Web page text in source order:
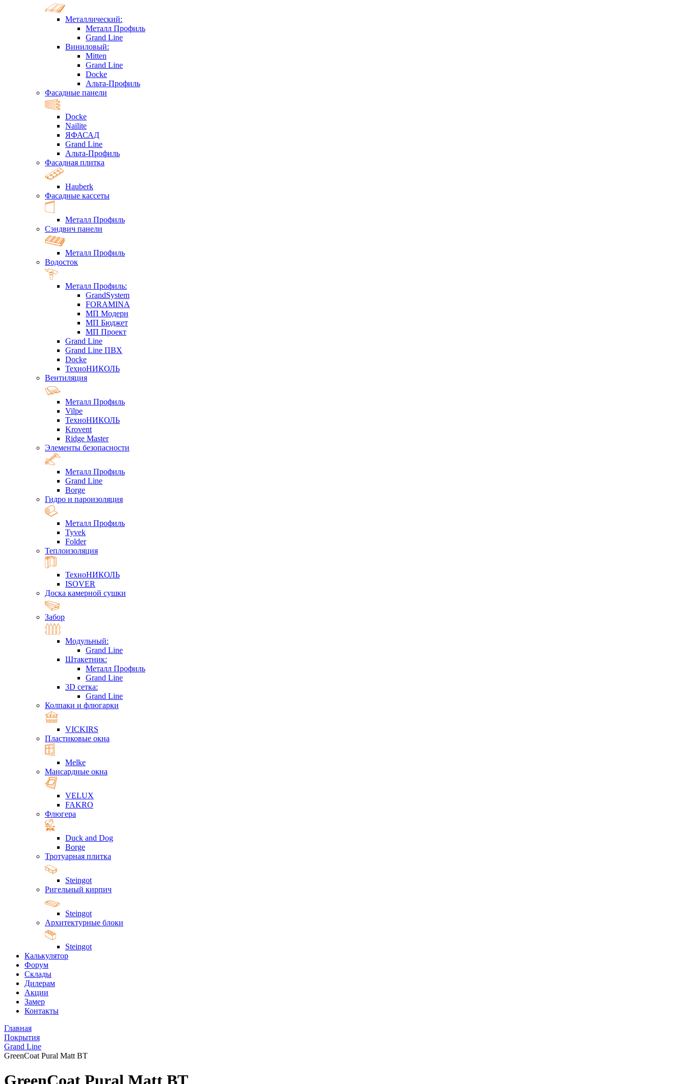
Металлический:
Металл Профиль
Grand Line
Виниловый:
Mitten
Grand Line
Docke
Альта-Профиль
Фасадные панели
Docke
Nailite
ЯФАСАД
Grand Line
Альта-Профиль
Фасадная плитка
Hauberk
Фасадные кассеты
Металл Профиль
Сэндвич панели
Металл Профиль
Водосток
Металл Профиль:
GrandSystem
FORAMINA
МП Модерн
МП Бюджет
МП Проект
Grand Line
Grand Line ПВХ
Docke
ТехноНИКОЛЬ
Вентиляция
Металл Профиль
Vilpe
ТехноНИКОЛЬ
Krovent
Ridge Master
Элементы безопасности
Металл Профиль
Grand Line
Borge
Гидро и пароизоляция
Металл Профиль
Tyvek
Folder
Теплоизоляция
ТехноНИКОЛЬ
ISOVER
Доска камерной сушки
Забор
Модульный:
Grand Line
Штакетник:
Металл Профиль
Grand Line
3D сетка:
Grand Line
Колпаки и флюгарки
VICKIRS
Пластиковые окна
Melke
Мансардные окна
VELUX
FAKRO
Флюгера
Duck and Dog
Borge
Тротуарная плитка
Steingot
Ригельный кирпич
Steingot
Архитектурные блоки
Steingot
Калькулятор
Форум
Склады
Дилерам
Акции
Замер
Контакты
Главная
Покрытия
Grand Line
GreenCoat Pural Matt BT